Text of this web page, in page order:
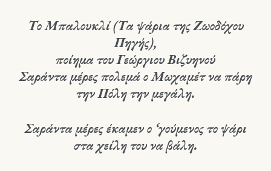
Το Μπαλουκλί (Τα ψάρια της Ζωοδόχου
Πηγής),
ποίημα του Γεώργιου Βιζυηνού
Σαράντα μέρες πολεμά ο Μωχαμέτ να πάρη
την Πόλη την μεγάλη.
Σαράντα μέρες έκαμεν ο ‘γούμενος το ψάρι
στα χείλη του να βάλη.